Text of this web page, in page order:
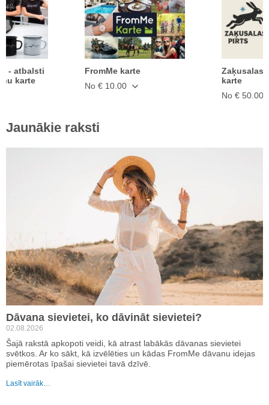
- atbalsti
karte
FromMe karte
No € 10.00
Zaķusalas
karte
No € 50.00
Jaunākie raksti
Dāvana sievietei, ko dāvināt sievietei?
02.08.2026
Šajā rakstā apkopoti veidi, kā atrast labākās dāvanas sievietei
svētkos. Ar ko sākt, kā izvēlēties un kādas FromMe dāvanu idejas
piemērotas īpašai sievietei tavā dzīvē.
Lasīt vairāk…